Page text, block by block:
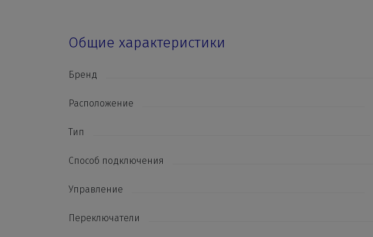
Общие характеристики
Бренд
Расположение
Тип
Способ подключения
Управление
Переключатели